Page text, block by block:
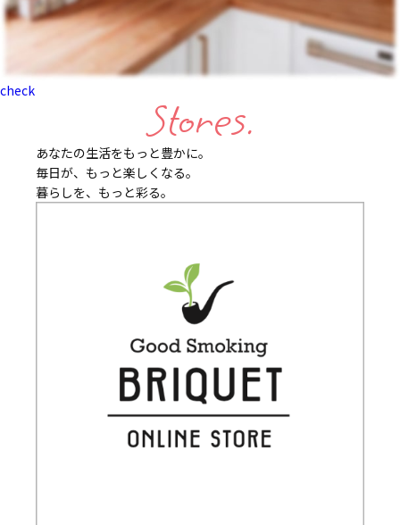
check
Stores.
あなたの生活をもっと豊かに。
毎日が、もっと楽しくなる。
暮らしを、もっと彩る。